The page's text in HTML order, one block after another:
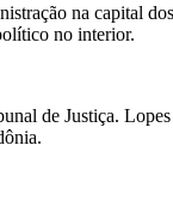
na capital
no interior.
de Justiça.